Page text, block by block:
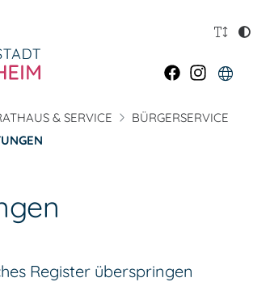
& SERVICE
BÜRGERSERVICE
Register überspringen